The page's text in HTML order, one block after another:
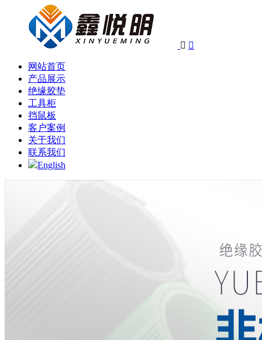
 
网站首页
产品展示
绝缘胶垫
工具柜
挡鼠板
客户案例
关于我们
联系我们
English